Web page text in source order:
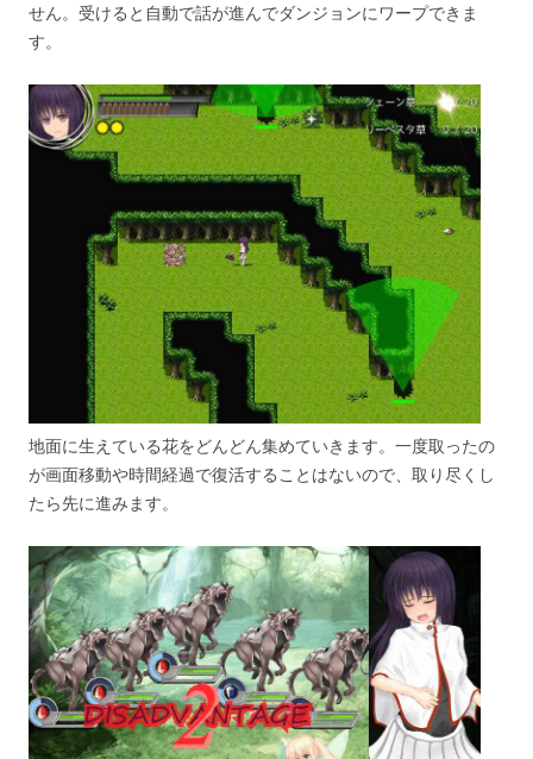
せん。受けると自動で話が進んでダンジョンにワープできま
す。
地面に生えている花をどんどん集めていきます。一度取ったの
が画面移動や時間経過で復活することはないので、取り尽くし
たら先に進みます。